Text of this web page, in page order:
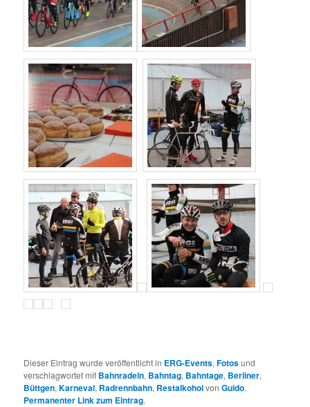
Dieser Eintrag wurde veröffentlicht in ERG-Events,Fotosund
verschlagwortet mit Bahnradeln, Bahntag, Bahntage, Berliner,
Büttgen,Karneval, Radrennbahn, RestalkoholvonGuido.
Permanenter Link zum Eintrag.